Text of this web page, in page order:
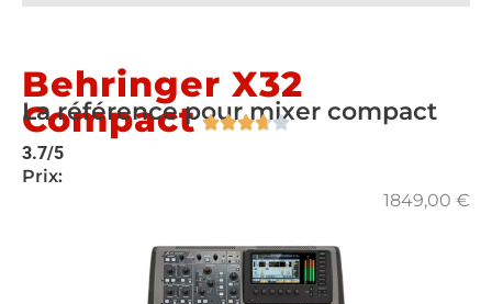
Behringer X32
Compact
La référence pour mixer compact
3.7/5
Prix:
1849,00 €